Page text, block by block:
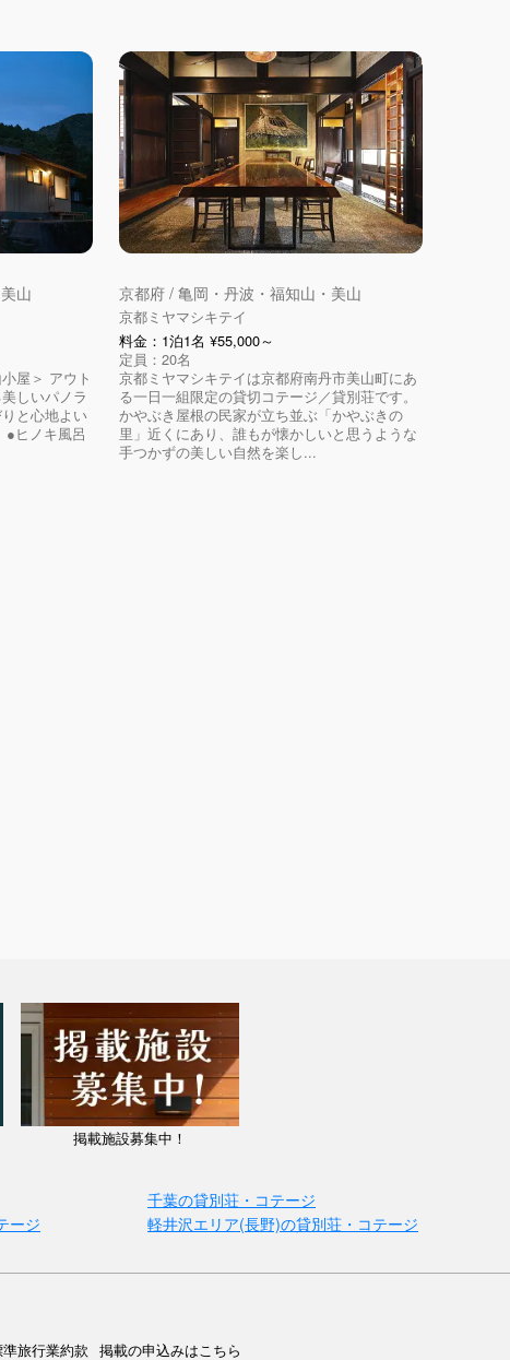
山
屋＞ アウト
しいパノラ
と心地よい
●ヒノキ風呂
京都府 / 亀岡・丹波・福知山・美山
京都ミヤマシキテイ
料金：1泊1名 ¥55,000～
定員：20名
京都ミヤマシキテイは京都府南丹市美山町にあ
る一日一組限定の貸切コテージ／貸別荘です。
かやぶき屋根の民家が立ち並ぶ「かやぶきの
里」近くにあり、誰もが懐かしいと思うような
手つかずの美しい自然を楽し...
掲載施設募集中！
千葉の貸別荘・コテージ
ージ
軽井沢エリア(長野)の貸別荘・コテージ
旅行業約款 掲載の申込みはこちら